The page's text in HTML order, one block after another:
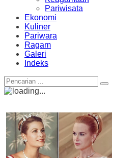
Pariwisata
Ekonomi
Kuliner
Pariwara
Ragam
Galeri
Indeks